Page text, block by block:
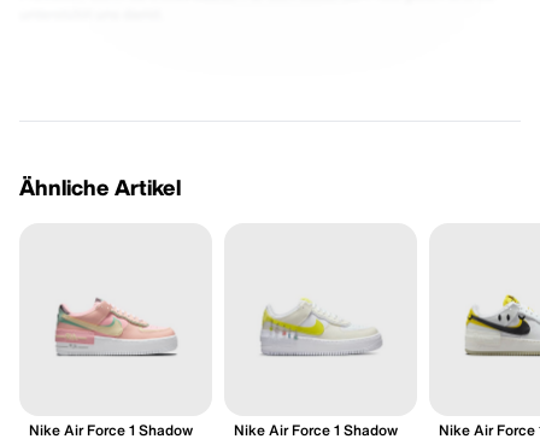
Ähnliche Artikel
Nike Air Force 1 Shadow
Nike Air Force 1 Shadow
Nike Air Force